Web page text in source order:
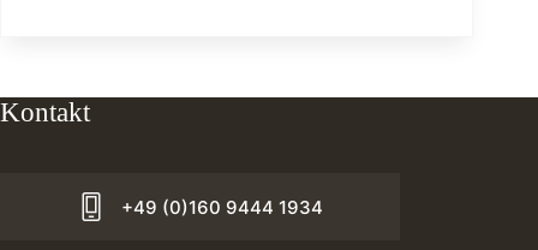
Kontakt
+49 (0)160 9444 1934